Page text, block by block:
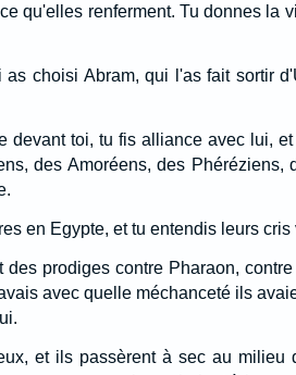
qu'elles renferment. Tu donnes la
as choisi Abram, qui l'as fait sortir
devant toi, tu fis alliance avec lui,
des Amoréens, des
en Egypte, et tu entendis leurs cris
des prodiges contre Pharaon,
avec quelle méchanceté ils
et ils passèrent à sec au milieu